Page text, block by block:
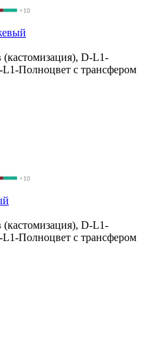
+10
D-L1-
Полноцвет с трансфером
+10
D-L1-
Полноцвет с трансфером